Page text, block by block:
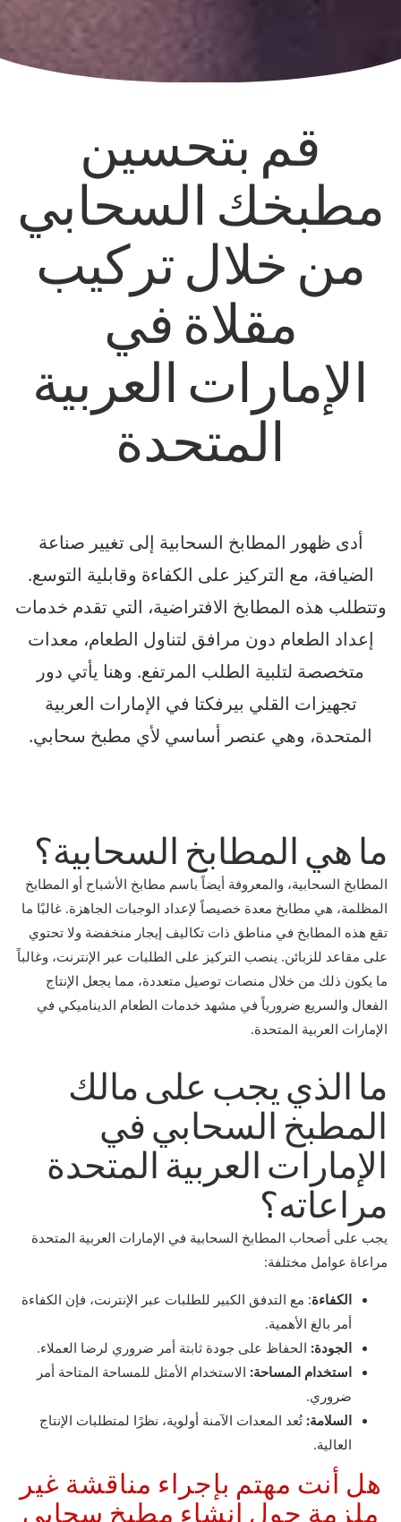
قم بتحسين
مطبخك السحابي
من خلال تركيب
مقلاة في
الإمارات العربية
المتحدة
أدى ظهور المطابخ السحابية إلى تغيير صناعة
الضيافة، مع التركيز على الكفاءة وقابلية التوسع.
وتتطلب هذه المطابخ الافتراضية، التي تقدم خدمات
إعداد الطعام دون مرافق لتناول الطعام، معدات
متخصصة لتلبية الطلب المرتفع. وهنا يأتي دور
تجهيزات القلي بيرفكتا في الإمارات العربية
المتحدة، وهي عنصر أساسي لأي مطبخ سحابي.
ما هي المطابخ السحابية؟
المطابخ السحابية، والمعروفة أيضاً باسم مطابخ الأشباح أو المطابخ
المظلمة، هي مطابخ معدة خصيصاً لإعداد الوجبات الجاهزة. غالبًا ما
تقع هذه المطابخ في مناطق ذات تكاليف إيجار منخفضة ولا تحتوي
على مقاعد للزبائن. ينصب التركيز على الطلبات عبر الإنترنت، وغالباً
ما يكون ذلك من خلال منصات توصيل متعددة، مما يجعل الإنتاج
الفعال والسريع ضرورياً في مشهد خدمات الطعام الديناميكي في
الإمارات العربية المتحدة.
ما الذي يجب على مالك
المطبخ السحابي في
الإمارات العربية المتحدة
مراعاته؟
يجب على أصحاب المطابخ السحابية في الإمارات العربية المتحدة
مراعاة عوامل مختلفة:
الكفاءة: مع التدفق الكبير للطلبات عبر الإنترنت، فإن الكفاءة
أمر بالغ الأهمية.
الجودة: الحفاظ على جودة ثابتة أمر ضروري لرضا العملاء.
استخدام المساحة: الاستخدام الأمثل للمساحة المتاحة أمر
ضروري.
السلامة: تُعد المعدات الآمنة أولوية، نظرًا لمتطلبات الإنتاج
العالية.
هل أنت مهتم بإجراء مناقشة غير
ملزمة حول إنشاء مطبخ سحابي